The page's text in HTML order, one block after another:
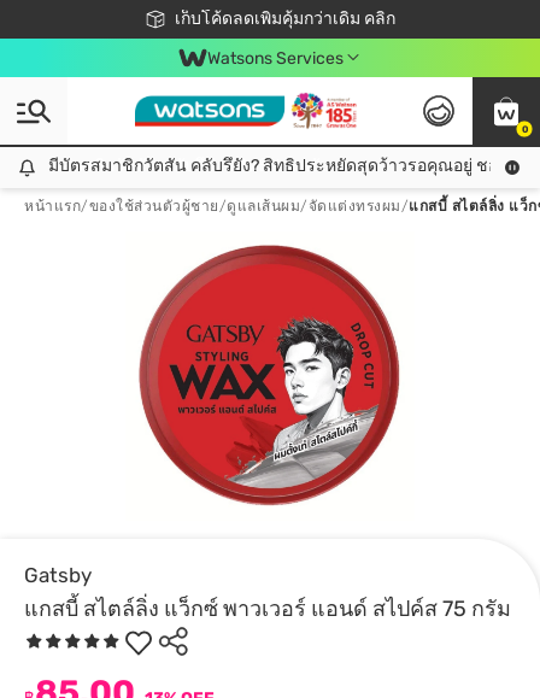
เก็บโค้ดลดเพิ่มคุ้มกว่าเดิม คลิก
ชอปออนไลน์ครั้งแรก ลดเพิ่มจุก ๆ 10%! 🎉
📦ส่งฟรี! เมื่อชอป 499฿
สมาชิกวัตสัน คลับดียังไง?
Watsons Services
0
มีบัตรสมาชิกวัตสัน คลับรึยัง? สิทธิประหยัดสุดว้าวรอคุณอยู่ ชอปคุ้มกว่าเดิม คลิก!
มีบัตรสมาชิกวัตสัน คลับรึยัง? สิทธิประหยัดสุดว้าวรอคุณอยู่ ชอปคุ้มก
หน้าแรก/ของใช้ส่วนตัวผู้ชาย/ดูแลเส้นผม/ จัดแต่งทรงผม/แกสบี้ สไตล์ลิ่ง แว็
Gatsby
แกสบี้ สไตล์ลิ่ง แว็กซ์ พาวเวอร์ แอนด์ สไปค์ส 75 กรัม